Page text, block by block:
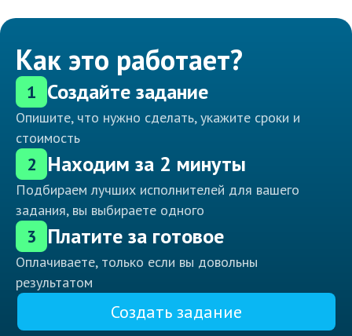
Как это работает?
1 Создайте задание
Опишите, что нужно сделать, укажите сроки и
стоимость
2 Находим за 2 минуты
Подбираем лучших исполнителей для вашего
задания, вы выбираете одного
3 Платите за готовое
Оплачиваете, только если вы довольны
результатом
Создать задание